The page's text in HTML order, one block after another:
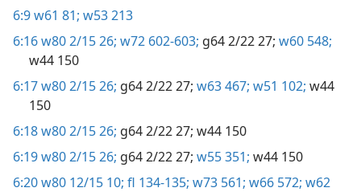
6:9w61 81; w53 213
6:16w80 2/15 26; w72 602-603; g64 2/22 27; w60 548;
w44 150
6:17w80 2/15 26; g64 2/22 27; w63 467; w51 102; w44
150
6:18w80 2/15 26; g64 2/22 27; w44 150
6:19w80 2/15 26; g64 2/22 27; w55 351; w44 150
6:20w80 12/15 10; fl 134-135; w73 561; w66 572; w62